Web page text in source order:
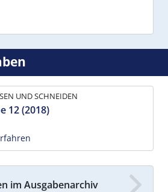
UND SCHNEIDEN
12 (2018)
im Ausgabenarchiv